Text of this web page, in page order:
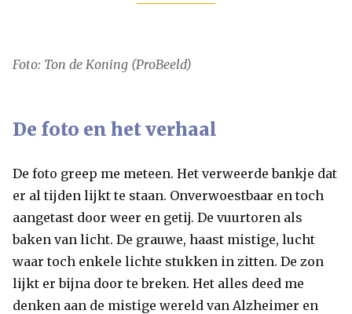
Foto: Ton de Koning (ProBeeld)
De foto en het verhaal
De foto greep me meteen. Het verweerde bankje dat
er al tijden lijkt te staan. Onverwoestbaar en toch
aangetast door weer en getij. De vuurtoren als
baken van licht. De grauwe, haast mistige, lucht
waar toch enkele lichte stukken in zitten. De zon
lijkt er bijna door te breken. Het alles deed me
denken aan de mistige wereld van Alzheimer en